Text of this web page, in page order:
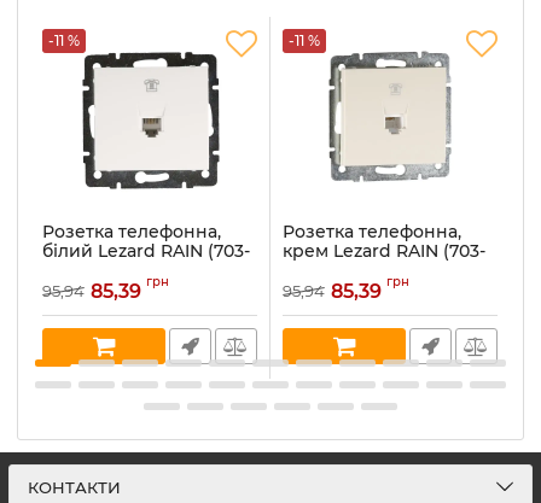
-11 %
Розетка телефонна,
білий Lezard RAIN (703-
Артикул:703-0288-137
В наявності:2
95,94 85,39 грн
-11 %
Розетка телефонна,
крем Lezard RAIN (703-
Артикул:703-0388-137
В наявності:3
95,94 85,39 грн
КОНТАКТИ